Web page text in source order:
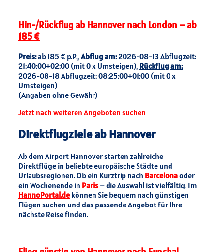
Hin-/Rückflug ab Hannover nach London – ab
185 €
Preis:ab 185 € p.P., Abflug am:2026-08-13 Abflugzeit:
21:40:00+02:00 (mit 0 x Umsteigen), Rückflug am:
2026-08-18 Abflugzeit: 08:25:00+01:00 (mit 0 x
Umsteigen)
(Angaben ohne Gewähr)
Jetzt nach weiteren Angeboten suchen
Direktflugziele ab Hannover
Ab dem Airport Hannover starten zahlreiche
Direktflüge in beliebte europäische Städte und
Urlaubsregionen. Ob ein Kurztrip nach Barcelonaoder
ein Wochenende in Paris – die Auswahl ist vielfältig. Im
HannoPortal.dekönnen Sie bequem nach günstigen
Flügen suchen und das passende Angebot für Ihre
nächste Reise finden.